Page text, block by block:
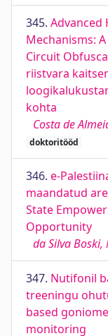
345. Advanced
Mechanisms:
Circuit
riistvara
kohta
Costa de
doktoritööd
346. e-
maandatud
State
Opportunity
da Silva Boski,
347. Nutifonil
treeningu
based
monitoring